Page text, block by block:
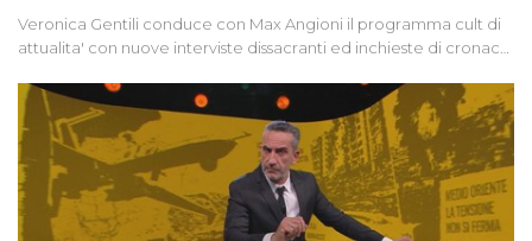
Veronica Gentili conduce con Max Angioni il programma cult di
attualita' con nuove interviste dissacranti ed inchieste di cronaca